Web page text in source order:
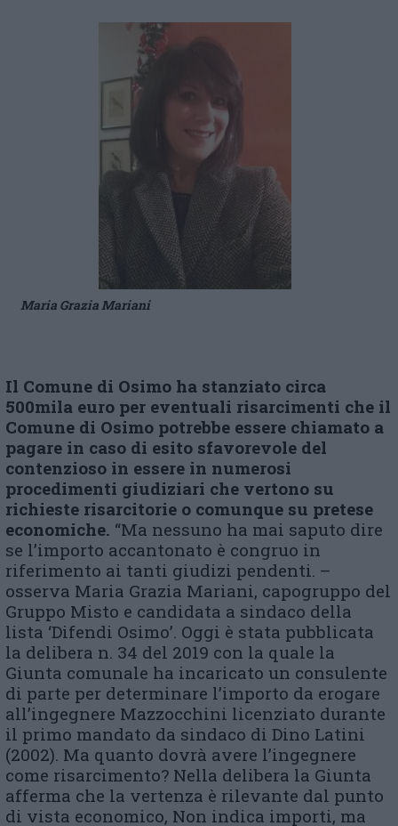
Maria Grazia Mariani
Il Comune di Osimo ha stanziato circa
500mila euro per eventuali risarcimenti che il
Comune di Osimo potrebbe essere chiamato a
pagare in caso di esito sfavorevole del
contenzioso in essere in numerosi
procedimenti giudiziari che vertono su
richieste risarcitorie o comunque su pretese
economiche. “Ma nessuno ha mai saputo dire
se l’importo accantonato è congruo in
riferimento ai tanti giudizi pendenti. –
osserva Maria Grazia Mariani, capogruppo del
Gruppo Misto e candidata a sindaco della
lista ‘Difendi Osimo’. Oggi è stata pubblicata
la delibera n. 34 del 2019 con la quale la
Giunta comunale ha incaricato un consulente
di parte per determinare l’importo da erogare
all’ingegnere Mazzocchini licenziato durante
il primo mandato da sindaco di Dino Latini
(2002). Ma quanto dovrà avere l’ingegnere
come risarcimento? Nella delibera la Giunta
afferma che la vertenza è rilevante dal punto
di vista economico, Non indica importi, ma